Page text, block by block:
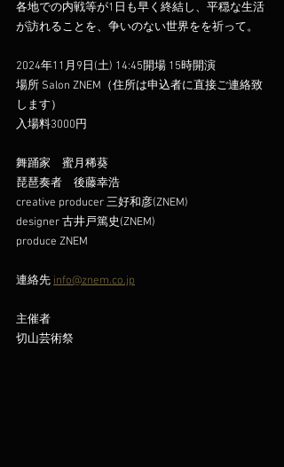
各地での内戦等が1日も早く終結し、平穏な生活
が訪れることを、争いのない世界をを祈って。
2024年11月9日(土) 14:45開場 15時開演
場所 Salon ZNEM（住所は申込者に直接ご連絡致
します）
入場料3000円
舞踊家　蜜月稀葵
琵琶奏者　後藤幸浩
creative producer 三好和彦(ZNEM)
designer 古井戸篤史(ZNEM)
produce ZNEM
連絡先 info@znem.co.jp
主催者
切山芸術祭